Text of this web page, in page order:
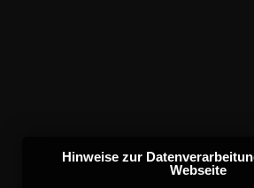
Hinweise zur
Webseite